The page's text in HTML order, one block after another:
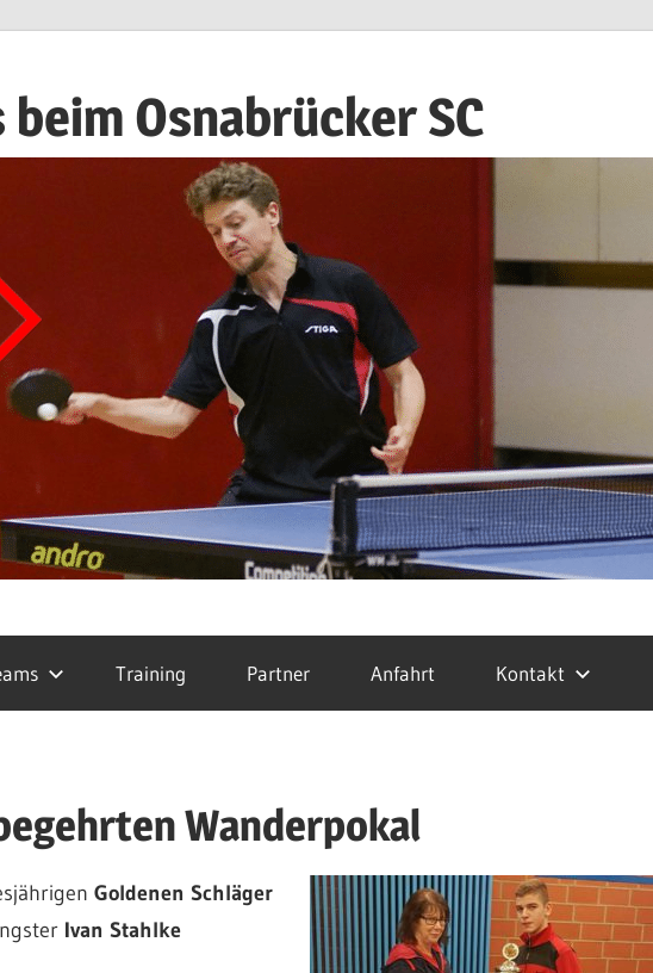
Osnabrücker SC
Training Partner Anfahrt Kontakt
Wanderpokal
Goldenen Schläger
Ivan Stahlke